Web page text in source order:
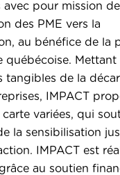
avec pour mission
des PME vers la
au bénéfice de la
québécoise. Mettant
tangibles de la
IMPACT
variées, qui
la sensibilisation
IMPACT est
au soutien